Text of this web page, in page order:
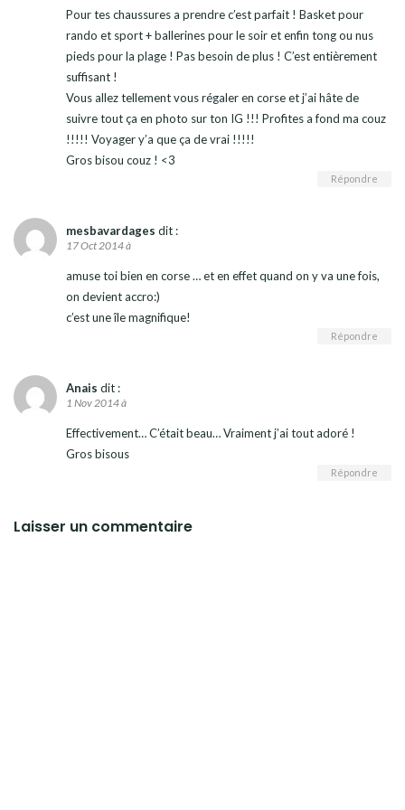
Pour tes chaussures a prendre c’est parfait ! Basket pour
rando et sport + ballerines pour le soir et enfin tong ou nus
pieds pour la plage ! Pas besoin de plus ! C’est entièrement
suffisant !
Vous allez tellement vous régaler en corse et j’ai hâte de
suivre tout ça en photo sur ton IG !!! Profites a fond ma couz
!!!!! Voyager y’a que ça de vrai !!!!!
Gros bisou couz ! <3
Répondre
mesbavardages dit :
17 Oct 2014 à
amuse toi bien en corse … et en effet quand on y va une fois,
on devient accro:)
c’est une île magnifique!
Répondre
Anais dit :
1 Nov 2014 à
Effectivement… C’était beau… Vraiment j’ai tout adoré !
Gros bisous
Répondre
Laisser un commentaire